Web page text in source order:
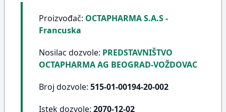
Proizvođač: OCTAPHARMA S.A.S -
Francuska
Nosilac dozvole: PREDSTAVNIŠTVO
OCTAPHARMA AG BEOGRAD-VOŽDOVAC
Broj dozvole: 515-01-00194-20-002
Istek dozvole: 2070-12-02